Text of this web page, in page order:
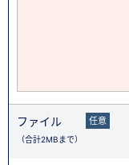
ファイル
（合計2MBまで）
任意